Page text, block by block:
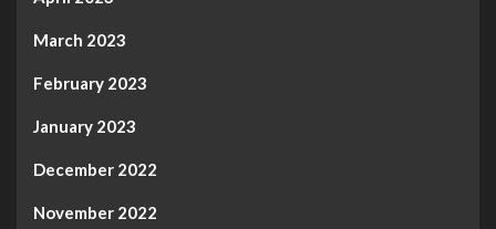
March 2023
February 2023
January 2023
December 2022
November 2022